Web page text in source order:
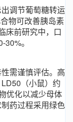
调节葡萄糖转运
物可改善胰岛素
床前研究中，口
。
需谨慎评估。高
（小鼠）约
优化以减少母体
药过程采用绿色